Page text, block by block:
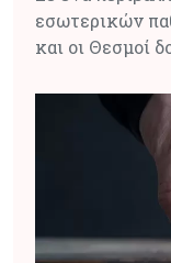
εσωτερικών
και οι Θεσμοί